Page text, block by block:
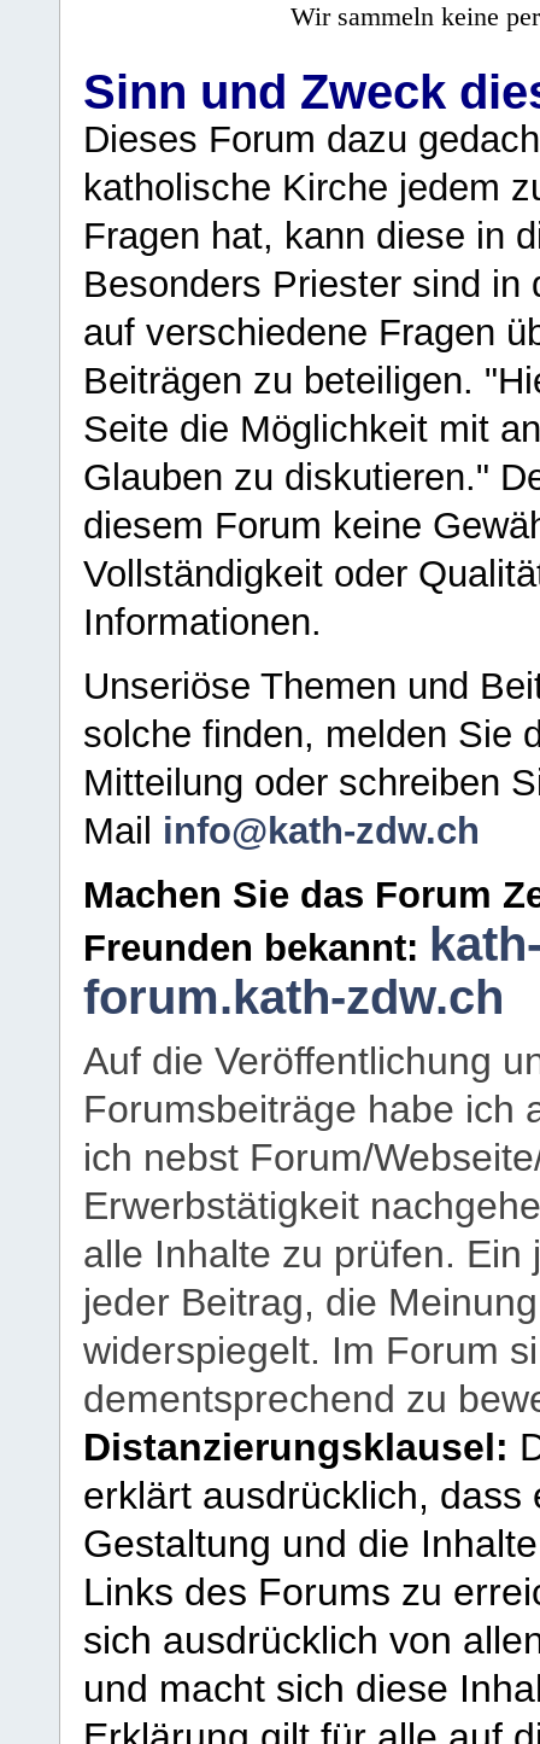
Wir sammeln keine
Sinn und Zweck
Dieses Forum dazu
katholische Kirche jedem
Fragen hat, kann diese in
Besonders Priester sind in
auf verschiedene Fragen
Beiträgen zu beteiligen.
Seite die Möglichkeit mit
Glauben zu diskutieren."
diesem Forum keine
Vollständigkeit oder
Informationen.
Unseriöse Themen und
solche finden, melden Sie
Mitteilung oder schreiben
Mail info@kath-zdw.ch
Machen Sie das Forum
Freunden bekannt:
forum.kath-zdw.ch
Auf die Veröffentlichung
Forumsbeiträge habe ich
ich nebst Forum/
Erwerbstätigkeit
alle Inhalte zu prüfen.
jeder Beitrag, die
widerspiegelt. Im Forum
dementsprechend zu
Distanzierungsklausel:
erklärt ausdrücklich,
Gestaltung und die
Links des Forums zu
sich ausdrücklich von
und macht sich diese